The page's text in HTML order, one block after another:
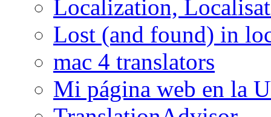
Localization,
Lost (and found) in
mac 4 translators
Mi página web en la